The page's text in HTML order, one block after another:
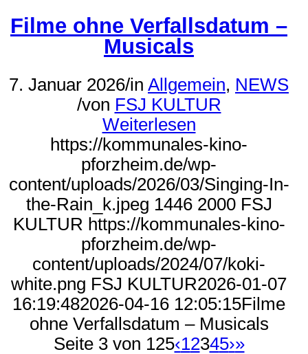
Filme ohne Verfallsdatum –
Musicals
7. Januar 2026/in Allgemein, NEWS
/von FSJ KULTUR
Weiterlesen
https://kommunales-kino-
pforzheim.de/wp-
content/uploads/2026/03/Singing-In-
the-Rain_k.jpeg 1446 2000 FSJ
KULTUR https://kommunales-kino-
pforzheim.de/wp-
content/uploads/2024/07/koki-
white.png FSJ KULTUR2026-01-07
16:19:482026-04-16 12:05:15Filme
ohne Verfallsdatum – Musicals
Seite 3 von 125‹12345›»